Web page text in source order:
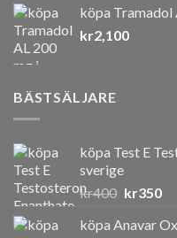
priset
var:
köpa Tramadol
kr2,100
BÄSTSÄLJARE
köpa Test E
sverige
kr400 Det
priset
kr350Det
köpa Anavar